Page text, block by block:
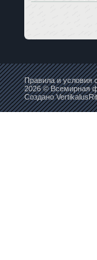
Правила и условия
2026 © Всемирная
Создано